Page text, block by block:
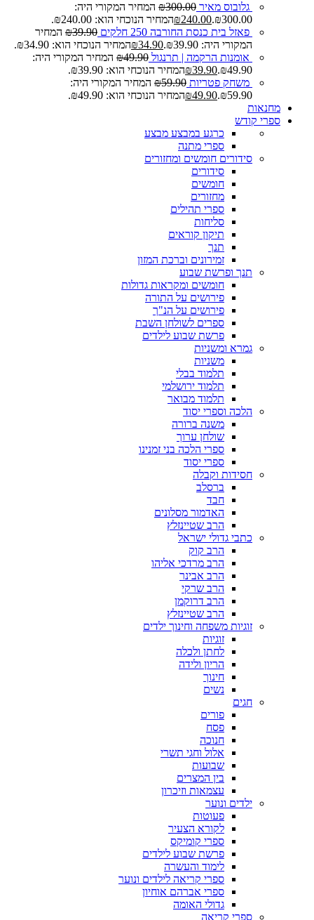
גלובוס מאיר ₪300.00
המחיר המקורי היה:
₪300.00.
₪240.00
המחיר הנוכחי הוא: ₪240.00.
פאזל בית כנסת החורבה 250 חלקים
₪39.90
המחיר
המקורי היה: ₪39.90.
₪34.90
המחיר הנוכחי הוא: ₪34.90.
אומנות הרקמה | תרנגול
₪49.90
המחיר המקורי היה:
₪49.90.
₪39.90
המחיר הנוכחי הוא: ₪39.90.
משחק פטריות
₪59.90
המחיר המקורי היה:
₪59.90.
₪49.90
המחיר הנוכחי הוא: ₪49.90.
מחנאות
ספרי קודש
כרגע במבצע מבצע
ספרי מתנה
סידורים חומשים ומחזורים
סידורים
חומשים
מחזורים
ספרי תהילים
סליחות
תיקון קוראים
תנך
זמירונים וברכת המזון
תנך ופרשת שבוע
חומשים ומקראות גדולות
פירושים על התורה
פירושים על הנ"ך
ספרים לשולחן השבת
פרשת שבוע לילדים
גמרא ומשניות
משניות
תלמוד בבלי
תלמוד ירושלמי
תלמוד מבואר
הלכה וספרי יסוד
משנה ברורה
שולחן ערוך
ספרי הלכה בני זמנינו
ספרי יסוד
חסידות וקבלה
ברסלב
חבד
האדמור מסלונים
הרב שטיינזלץ
כתבי גדולי ישראל
הרב קוק
הרב מרדכי אליהו
הרב אבינר
הרב שרקי
הרב דרוקמן
הרב שטיינזלץ
זוגיות משפחה וחינוך ילדים
זוגיות
לחתן ולכלה
הריון ולידה
חינוך
נשים
חגים
פורים
פסח
חנוכה
אלול וחגי תשרי
שבועות
בין המצרים
עצמאות וזיכרון
ילדים ונוער
פעוטות
לקורא הצעיר
ספרי קומיקס
פרשת שבוע לילדים
לימוד והעשרה
ספרי קריאה לילדים ונוער
ספרי אברהם אוחיון
גדולי האומה
ספרי קריאה